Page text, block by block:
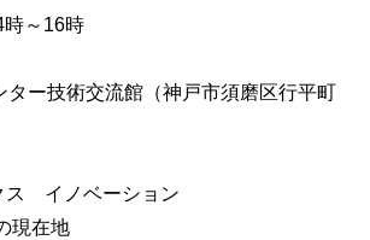
時～16時
ター技術交流館（神戸市須磨区行平町
ス イノベーション
現在地